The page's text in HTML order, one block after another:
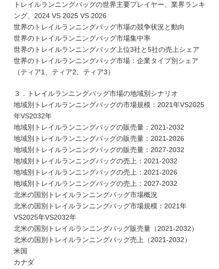
トレイルランニングバッグの世界主要プレイヤー、業界ランキ
ング、2024 VS 2025 VS 2026
世界のトレイルランニングバッグ市場の競争状況と動向
世界のトレイルランニングバッグ市場集中率
世界のトレイルランニングバッグ上位3社と5社の売上シェア
世界のトレイルランニングバッグ市場：企業タイプ別シェア
（ティア1、ティア2、ティア3）
３．トレイルランニングバッグ市場の地域別シナリオ
地域別トレイルランニングバッグの市場規模：2021年VS2025
年VS2032年
地域別トレイルランニングバッグの販売量：2021-2032
地域別トレイルランニングバッグの販売量：2021-2026
地域別トレイルランニングバッグの販売量：2027-2032
地域別トレイルランニングバッグの売上：2021-2032
地域別トレイルランニングバッグの売上：2021-2026
地域別トレイルランニングバッグの売上：2027-2032
北米の国別トレイルランニングバッグ市場概況
北米の国別トレイルランニングバッグ市場規模：2021年
VS2025年VS2032年
北米の国別トレイルランニングバッグ販売量（2021-2032）
北米の国別トレイルランニングバッグ売上（2021-2032）
米国
カナダ